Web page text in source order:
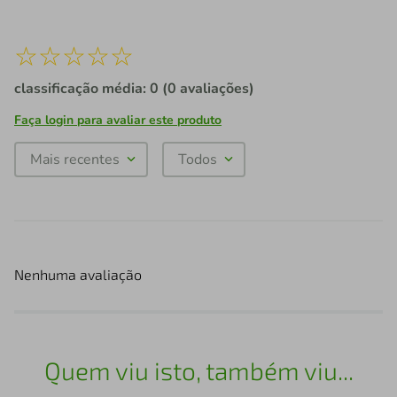
☆☆☆☆☆
classificação média: 0 (0 avaliações)
Faça login para avaliar este produto
Mais recentes Todos
Nenhuma avaliação
Quem viu isto, também viu...